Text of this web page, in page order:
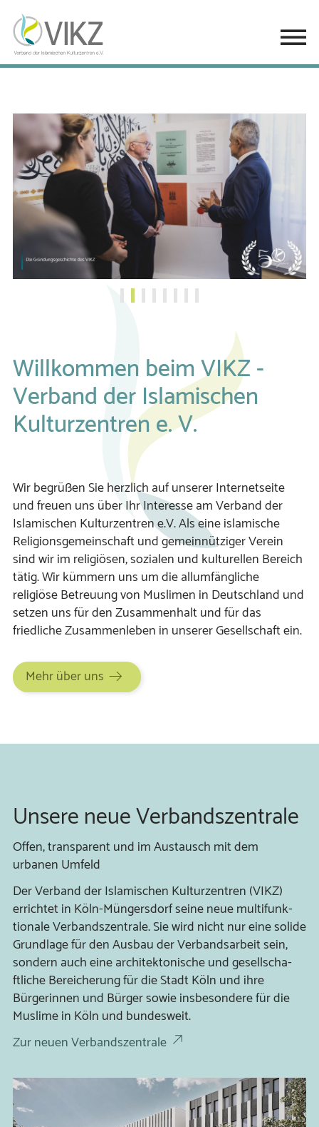
Willkommen beim VIKZ -
Verband der Islamischen
Kulturzentren e. V.
Wir begrüßen Sie herzlich auf unserer Internetseite
und freuen uns über Ihr Interesse am Ver­band der
Islamischen Kul­tur­zen­tren e.V. Als eine islamische
Religions­ge­mein­schaft und ge­mein­nüt­ziger Verein
sind wir im religiösen, sozialen und kulturellen Bereich
tätig. Wir kümmern uns um die allumfängliche
religiöse Betreuung von Muslimen in Deutschland und
setzen uns für den Zusammenhalt und für das
friedliche Zusammenleben in unserer Gesellschaft ein.
Mehr über uns
Unsere neue Verbandszentrale
Offen, transparent und im Austausch mit dem
urbanen Umfeld
Der Verband der Islami­schen Kultur­zen­tren (VIKZ)
errich­tet in Köln-Müngers­dorf seine neue multi­funk­
tio­nale Ver­bands­zen­trale. Sie wird nicht nur eine solide
Grund­lage für den Ausbau der Ver­bands­arbeit sein,
sondern auch eine archi­tek­toni­sche und gesell­scha­
ftliche Berei­che­rung für die Stadt Köln und ihre
Bürger­innen und Bürger sowie ins­be­son­dere für die
Muslime in Köln und bundes­weit.
Zur neuen Verbandszentrale